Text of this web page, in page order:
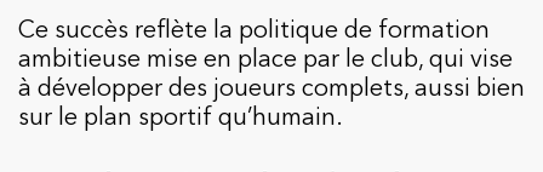
Ce succès reflète la politique de formation
ambitieuse mise en place par le club, qui vise
à développer des joueurs complets, aussi bien
sur le plan sportif qu’humain.